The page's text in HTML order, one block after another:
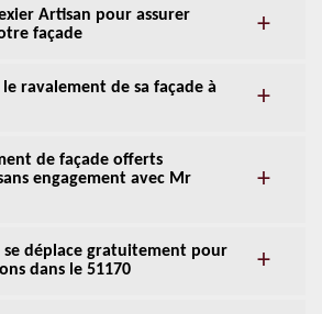
Artisan pour assurer
façade
ravalement de sa façade à
de façade offerts
engagement avec Mr
se déplace gratuitement pour
dans le 51170